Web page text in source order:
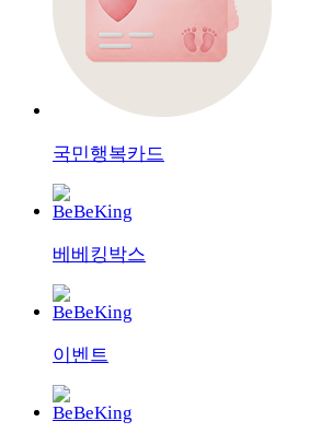
국민행복카드
베베킹박스
이벤트